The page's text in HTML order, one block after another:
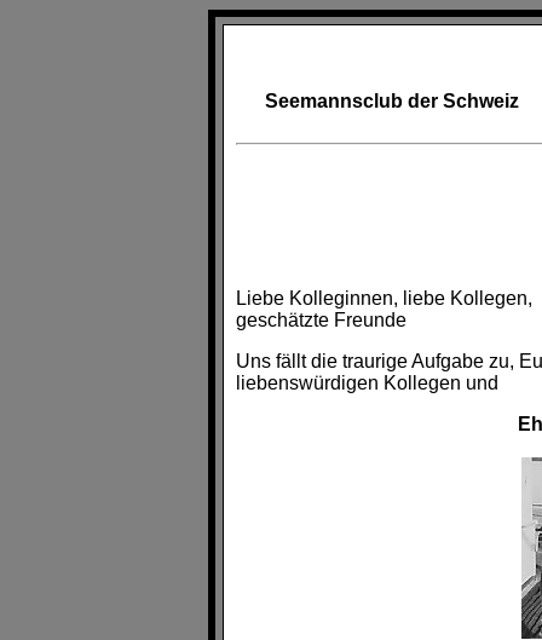
Seemannsclub der Schweiz
Liebe Kolleginnen, liebe Kollegen,
geschätzte Freunde
Uns fällt die traurige Aufgabe zu,
liebenswürdigen Kollegen und